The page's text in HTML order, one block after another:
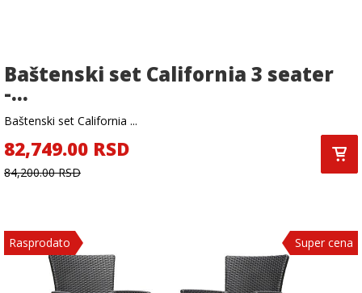
Baštenski set California 3 seater
-...
Baštenski set California ...
82,749.00 RSD
84,200.00 RSD
Super cena
Rasprodato